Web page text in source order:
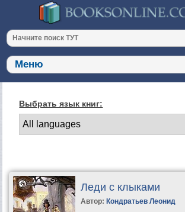
Выбрать язык книг:
Леди с клыками
Автор: Кондратьев Леонид